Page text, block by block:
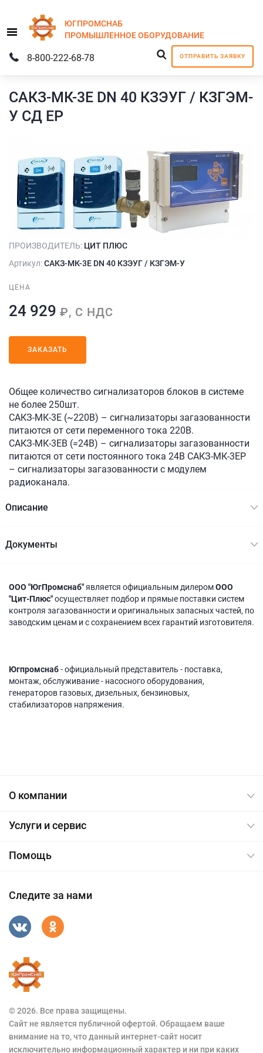
Menu
ЮГПРОМСНАБ
ПРОМЫШЛЕННОЕОБОРУДОВАНИЕ
ОТПРАВИТЬ ЗАЯВКУ
8-800-222-68-78
САКЗ-МК-3Е DN 40 КЗЭУГ / КЗГЭМ-
У СД ЕР
ПРОИЗВОДИТЕЛЬ: ЦИТ ПЛЮС
Артикул:САКЗ-МК-3Е DN 40 КЗЭУГ / КЗГЭМ-У
ЦЕНА
24 929 ₽, С НДС
ЗАКАЗАТЬ
Общее количество сигнализаторов блоков в системе
не более 250шт.
САКЗ-МК-3Е (~220В) – сигнализаторы загазованности
питаются от сети переменного тока 220В.
САКЗ-МК-3ЕВ (=24В) – сигнализаторы загазованности
питаются от сети постоянного тока 24В САКЗ-МК-3ЕР
– сигнализаторы загазованности с модулем
радиоканала.
Описание
Документы
ООО "ЮгПромснаб"является официальным дилеромООО
"Цит-Плюс"осуществляет подбор и прямые поставки систем
контроля загазованности и оригинальных запасных частей, по
заводским ценам и с сохранением всех гарантий изготовителя.
Югпромснаб- официальный представитель - поставка,
монтаж, обслуживание - насосного оборудования,
генераторов газовых, дизельных, бензиновых,
стабилизаторов напряжения.
О компании
Услуги и сервис
Помощь
Следите за нами
© 2026. Все права защищены.
Сайт не является публичной офертой. Обращаем ваше
внимание на то, что данный интернет-сайт носит
исключительно информационный характер и ни при каких